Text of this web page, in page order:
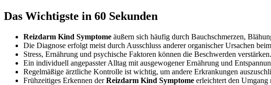
Das Wichtigste in 60 Sekunden
Reizdarm Kind Symptome äußern sich häufig durch Bauchschmerzen,
Die Diagnose erfolgt meist durch Ausschluss anderer organischer Ursachen
Stress, Ernährung und psychische Faktoren können die Beschwerden verstärken.
Ein individuell angepasster Alltag mit ausgewogener Ernährung und
Regelmäßige ärztliche Kontrolle ist wichtig, um andere Erkrankungen
Frühzeitiges Erkennen derReizdarm Kind Symptome erleichtert den